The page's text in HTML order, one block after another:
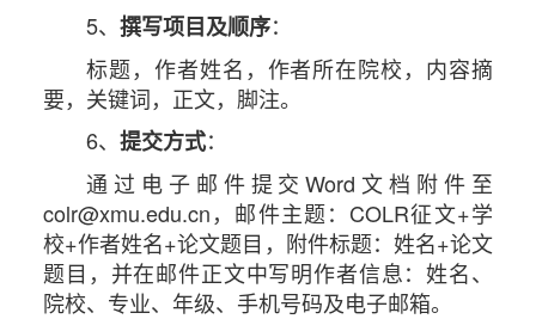
5、 撰写项目及顺序：
标题，作者姓名，作者所在院校，内容摘
要，关键词，正文，脚注。
6、 提交方式：
通过电子邮件提交Word文档附件至
colr@xmu.edu.cn，邮件主题：COLR征文+学
校+作者姓名+论文题目，附件标题：姓名+论文
题目，并在邮件正文中写明作者信息：姓名、
院校、专业、年级、手机号码及电子邮箱。